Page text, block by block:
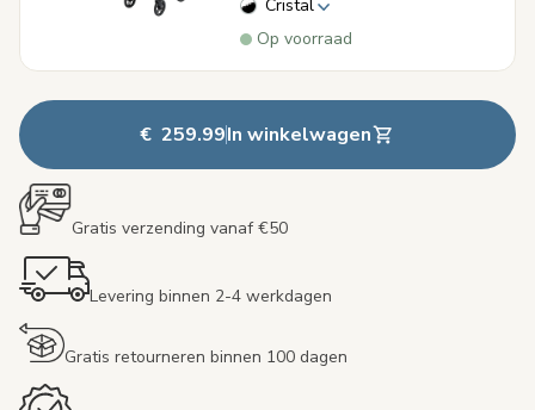
Cristal
Op voorraad
€ 259.99In winkelwagen
Gratis verzending vanaf €50
Levering binnen 2-4 werkdagen
Gratis retourneren binnen 100 dagen